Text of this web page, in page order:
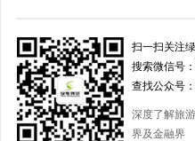
扫一扫关注
搜索微信号：
查找公众号：
深度了解旅
界及金融界